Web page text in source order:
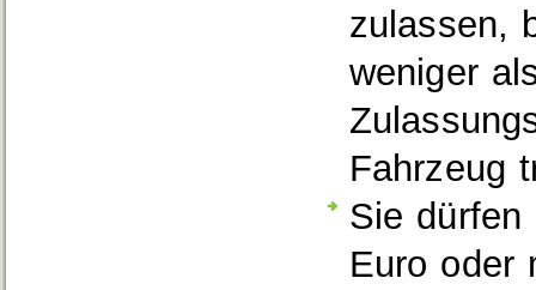
zulassen,
weniger
Fahrzeug
Sie
Euro oder